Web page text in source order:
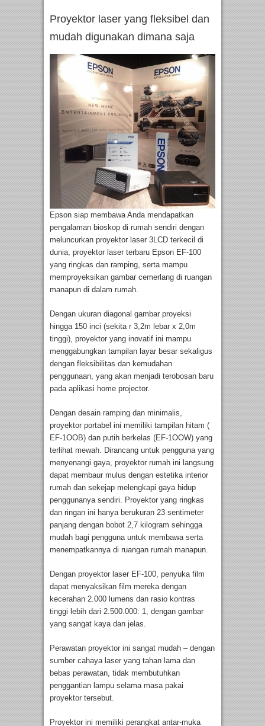
Proyektor laser yang fleksibel dan
mudah digunakan dimana saja
Epson siap membawa Anda mendapatkan
pengalaman bioskop di rumah sendiri dengan
meluncurkan proyektor laser 3LCD terkecil di
dunia, proyektor laser terbaru Epson EF-100
yang ringkas dan ramping, serta mampu
memproyeksikan gambar cemerlang di ruangan
manapun di dalam rumah.
Dengan ukuran diagonal gambar proyeksi
hingga 150 inci (sekita r 3,2m lebar x 2,0m
tinggi), proyektor yang inovatif ini mampu
menggabungkan tampilan layar besar sekaligus
dengan fleksibilitas dan kemudahan
penggunaan, yang akan menjadi terobosan baru
pada aplikasi home projector.
Dengan desain ramping dan minimalis,
proyektor portabel ini memiliki tampilan hitam (
EF-1OOB) dan putih berkelas (EF-1OOW) yang
terlihat mewah. Dirancang untuk pengguna yang
menyenangi gaya, proyektor rumah ini langsung
dapat membaur mulus dengan estetika interior
rumah dan sekejap melengkapi gaya hidup
penggunanya sendiri. Proyektor yang ringkas
dan ringan ini hanya berukuran 23 sentimeter
panjang dengan bobot 2,7 kilogram sehingga
mudah bagi pengguna untuk membawa serta
menempatkannya di ruangan rumah manapun.
Dengan proyektor laser EF-100, penyuka film
dapat menyaksikan film mereka dengan
kecerahan 2.000 lumens dan rasio kontras
tinggi lebih dari 2.500.000: 1, dengan gambar
yang sangat kaya dan jelas.
Perawatan proyektor ini sangat mudah – dengan
sumber cahaya laser yang tahan lama dan
bebas perawatan, tidak membutuhkan
penggantian lampu selama masa pakai
proyektor tersebut.
Proyektor ini memiliki perangkat antar-muka